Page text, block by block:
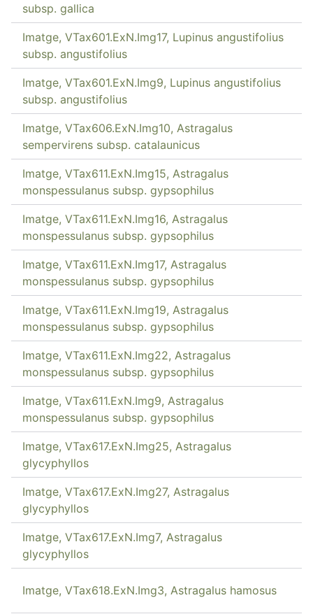
subsp. gallica
Imatge, VTax601.ExN.Img17, Lupinus angustifolius
subsp. angustifolius
Imatge, VTax601.ExN.Img9, Lupinus angustifolius
subsp. angustifolius
Imatge, VTax606.ExN.Img10, Astragalus
sempervirens subsp. catalaunicus
Imatge, VTax611.ExN.Img15, Astragalus
monspessulanus subsp. gypsophilus
Imatge, VTax611.ExN.Img16, Astragalus
monspessulanus subsp. gypsophilus
Imatge, VTax611.ExN.Img17, Astragalus
monspessulanus subsp. gypsophilus
Imatge, VTax611.ExN.Img19, Astragalus
monspessulanus subsp. gypsophilus
Imatge, VTax611.ExN.Img22, Astragalus
monspessulanus subsp. gypsophilus
Imatge, VTax611.ExN.Img9, Astragalus
monspessulanus subsp. gypsophilus
Imatge, VTax617.ExN.Img25, Astragalus
glycyphyllos
Imatge, VTax617.ExN.Img27, Astragalus
glycyphyllos
Imatge, VTax617.ExN.Img7, Astragalus
glycyphyllos
Imatge, VTax618.ExN.Img3, Astragalus hamosus